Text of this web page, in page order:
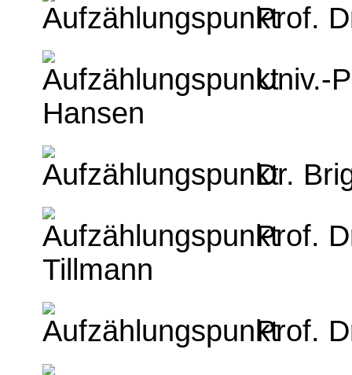
Prof.
Univ.-
Hansen
Dr.
Prof.
Tillmann
Prof.